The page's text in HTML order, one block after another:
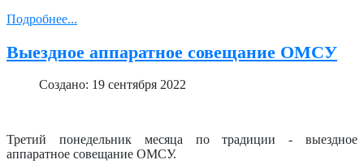
Подробнее...
Выездное аппаратное совещание ОМСУ
Создано: 19 сентября 2022
Третий понедельник месяца по традиции - выездное
аппаратное совещание ОМСУ.